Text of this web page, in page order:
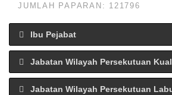
JUMLAH PAPARAN: 121796
Ibu Pejabat
Jabatan Wilayah Persekutuan
Jabatan Wilayah Persekutuan